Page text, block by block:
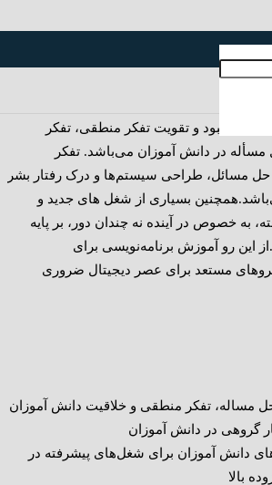
بسیاری از کشورهای پیشرفته به لزوم
بهبود و تقویت تفکر منطقی، تفکر
مسأله در دانش آموزان می‌باشد. تفکر
مسائل، طراحی سیستم‌ها و درک رفتار بشر
بسیاری از شغل‌ های جدید و
به خصوص در آینده نه چندان دور، بر پایه
این رو آموزش برنامه‌نویسی برای
مستعد برای عصر دیجیتال ضروری
حل مساله، تفکر منطقی و خلاقیت دانش آموزان
گروهی در دانش آموزان
دانش آموزان برای شغل‌های پیشرفته در
بالا